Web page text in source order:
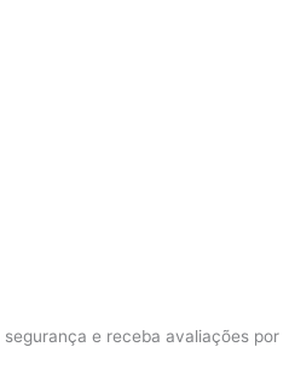
e receba avaliações por